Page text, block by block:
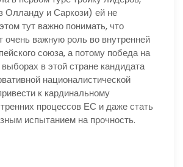
Олланду и Саркози) ей не
тут важно понимать, что
очень важную роль во внутренней
союза, а потому победа на
в этой стране кандидата
националистической
к кардинальному
процессов ЕС и даже стать
испытанием на прочность.